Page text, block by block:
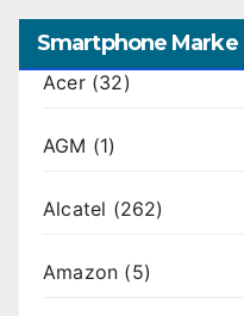
Smartphone Marke
Acer(32)
AGM (1)
Alcatel (262)
Amazon (5)